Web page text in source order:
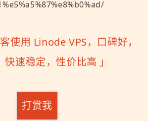
使用 Linode VPS，口碑好，
快速稳定，性价比高 」
打赏我